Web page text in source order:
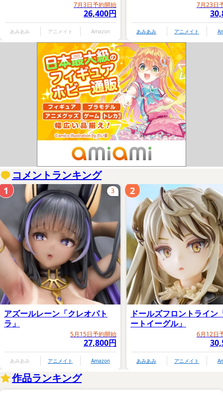
KADOKAWAスペシャルセット特典：
A5アクリルパネル、描き下ろし複製
ミニ色紙
7月3日予約開始
26,400円
あみあみ アニメイト Amazon
7月23日
あみあみ アニメイト
コメントランキング
アズールレーン「クレオパト
ラ」
5月15日予約開始
27,800円
あみあみ アニメイト Amazon
3
1
ドールズフロントライン
ートイーグル」
6月12日
あみあみ アニメイト
2
作品ランキング